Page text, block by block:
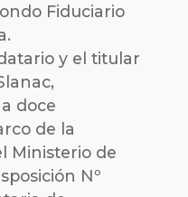
Fiduciario
y el titular
doce
de la
Ministerio de
Nº